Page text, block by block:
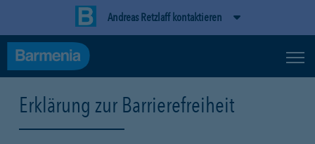
Andreas Retzlaff kontaktieren
Erklärung zur Barrierefreiheit